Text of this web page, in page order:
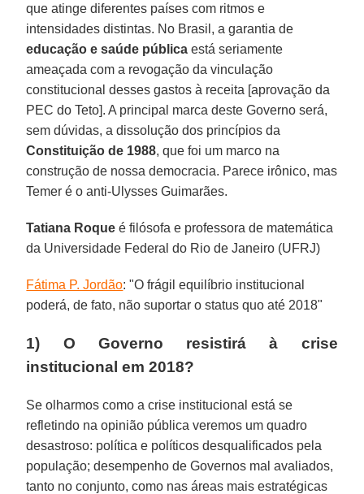
que atinge diferentes países com ritmos e
intensidades distintas. No Brasil, a garantia de
educação e saúde pública está seriamente
ameaçada com a revogação da vinculação
constitucional desses gastos à receita [aprovação da
PEC do Teto]. A principal marca deste Governo será,
sem dúvidas, a dissolução dos princípios da
Constituição de 1988, que foi um marco na
construção de nossa democracia. Parece irônico, mas
Temer é o anti-Ulysses Guimarães.
Tatiana Roque é filósofa e professora de matemática
da Universidade Federal do Rio de Janeiro (UFRJ)
Fátima P. Jordão: "O frágil equilíbrio institucional
poderá, de fato, não suportar o status quo até 2018"
1) O Governo resistirá à crise
institucional em 2018?
Se olharmos como a crise institucional está se
refletindo na opinião pública veremos um quadro
desastroso: política e políticos desqualificados pela
população; desempenho de Governos mal avaliados,
tanto no conjunto, como nas áreas mais estratégicas